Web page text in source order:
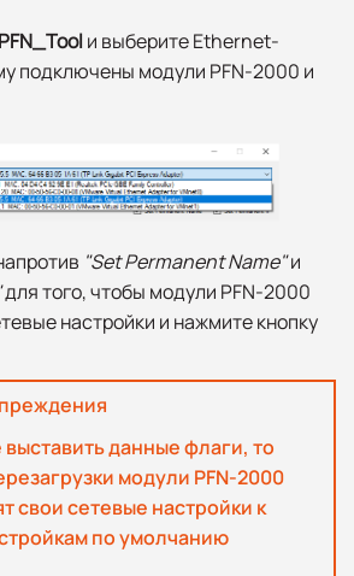
PFN_Toolи выберите Ethernet-
подключены модули PFN-2000 и
"Set Permanent Name"и
для того, чтобы модули PFN-2000
настройки и нажмите кнопку
выставить данные флаги, то
модули PFN-2000
свои сетевые настройки к
по умолчанию